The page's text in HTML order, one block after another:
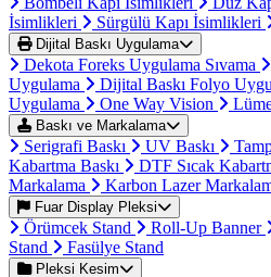
İsimlikleri
Sürgülü Kapı İsimlikleri
Dijital Baskı Uygulama
Dekota Foreks Uygulama Sıvama
Uygulama
Dijital Baskı Folyo
Uygulama
One Way Vision
Baskı ve Markalama
Serigrafi Baskı UV Baskı
Kabartma Baskı
DTF Sıcak
Markalama
Karbon Lazer
Fuar Display Pleksi
Örümcek Stand Roll-Up Banner
Stand
Fasülye Stand
Pleksi Kesim